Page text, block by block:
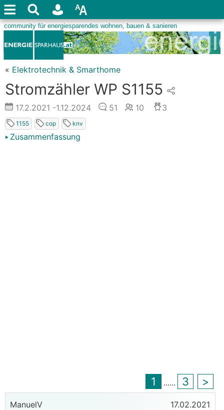
« Elektrotechnik & Smarthome
Stromzähler WP S1155
17.2.2021 -1.12.2024 51 10 3
1155 cop knv
Zusammenfassung
1 ...... 3 >
ManuelV 17.02.2021